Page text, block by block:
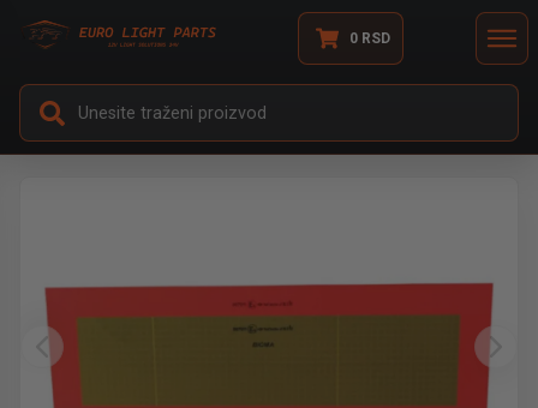
0 RSD